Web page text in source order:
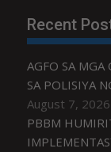
Recent
AGFO SA
SA POLISIYA
August 7, 2026
PBBM